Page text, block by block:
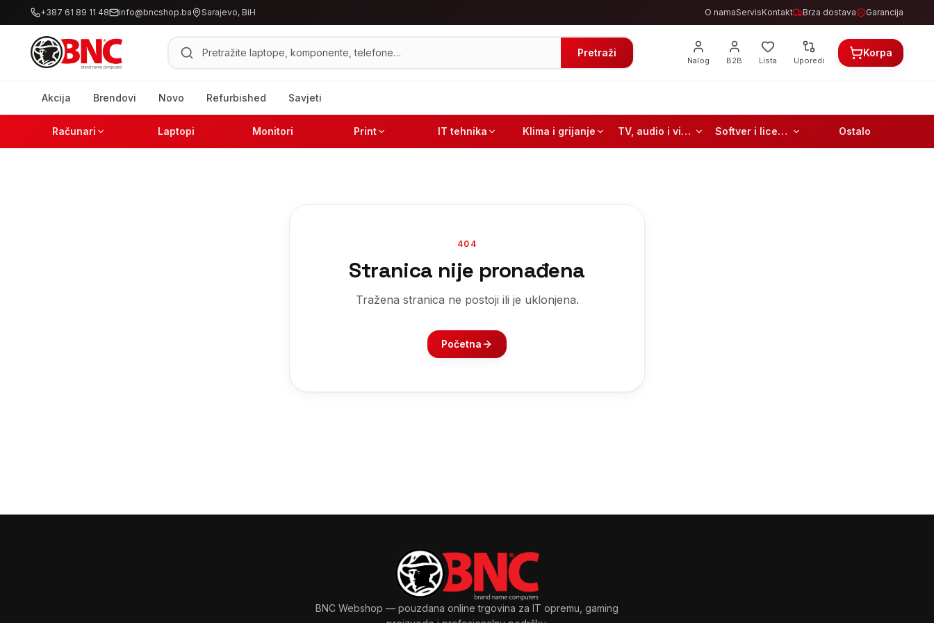
+387 61 89 11 48 info@bncshop.ba Sarajevo, BiH O namaServisKontakt Brza dostava Garancija
Pretraži proizvode
Pretraži
Nalog B2B Lista Uporedi
Korpa
Akcija Brendovi Novo Refurbished Savjeti
Računari Laptopi Monitori Print IT tehnika Klima i grijanje TV, audio i video Softver i licence Ostalo
404
Stranica nije pronađena
Tražena stranica ne postoji ili je uklonjena.
Početna
BNC Webshop — pouzdana online trgovina za IT opremu, gaming